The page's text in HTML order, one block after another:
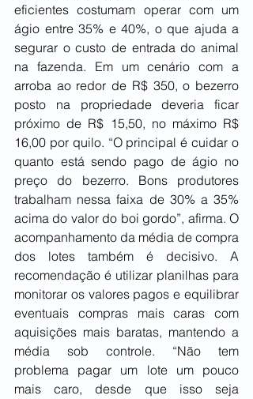
eficientes costumam operar com um
ágio entre 35% e 40%, o que ajuda a
segurar o custo de entrada do animal
na fazenda. Em um cenário com a
arroba ao redor de R$ 350, o bezerro
posto na propriedade deveria ficar
próximo de R$ 15,50, no máximo R$
16,00 por quilo. “O principal é cuidar o
quanto está sendo pago de ágio no
preço do bezerro. Bons produtores
trabalham nessa faixa de 30% a 35%
acima do valor do boi gordo”, afirma. O
acompanhamento da média de compra
dos lotes também é decisivo. A
recomendação é utilizar planilhas para
monitorar os valores pagos e equilibrar
eventuais compras mais caras com
aquisições mais baratas, mantendo a
média sob controle. “Não tem
problema pagar um lote um pouco
mais caro, desde que isso seja